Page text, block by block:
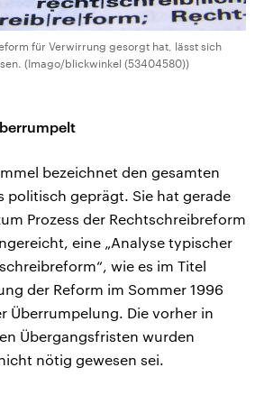
für Verwirrung gesorgt hat, lässt sich
(Imago/blickwinkel (53404580))
bezeichnet den gesamten
politisch geprägt. Sie hat gerade
Prozess der Rechtschreibreform
eine „Analyse typischer
wie es im Titel
der Reform im Sommer 1996
Überrumpelung. Die vorher in
Übergangsfristen wurden
nötig gewesen sei.